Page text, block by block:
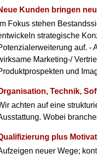
Kunden bringen
Im Fokus stehen
strategische
auf. -
Marketing-/
und
Technik,
achten auf eine
Wobei
plus
neuer Wege;